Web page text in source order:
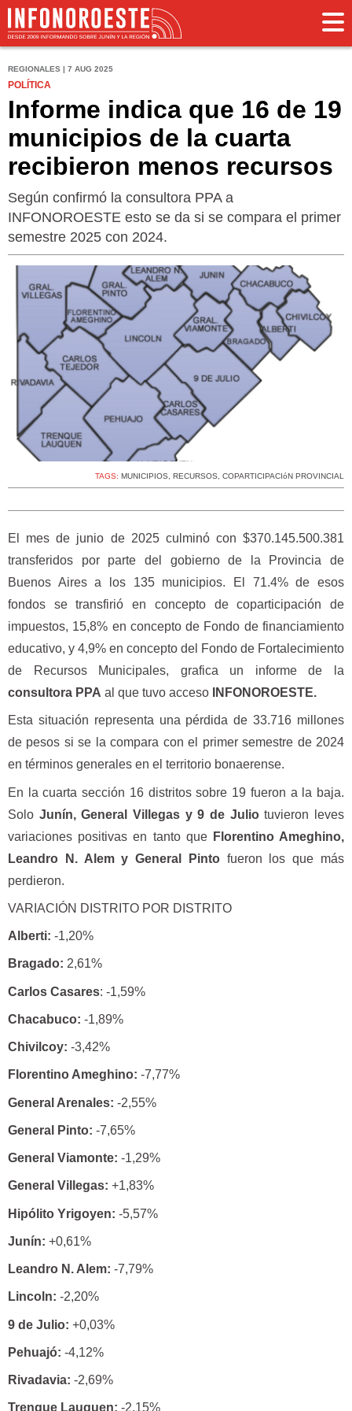
REGIONALES | 7 AUG 2025
POLÍTICA
Informe indica que 16 de 19
municipios de la cuarta
recibieron menos recursos
Según confirmó la consultora PPA a
INFONOROESTE esto se da si se compara el primer
semestre 2025 con 2024.
TAGS: MUNICIPIOS, RECURSOS, COPARTICIPACIóN PROVINCIAL
El mes de junio de 2025 culminó con $370.145.500.381
transferidos por parte del gobierno de la Provincia de
Buenos Aires a los 135 municipios. El 71.4% de esos
fondos se transfirió en concepto de coparticipación de
impuestos, 15,8% en concepto de Fondo de financiamiento
educativo, y 4,9% en concepto del Fondo de Fortalecimiento
de Recursos Municipales, grafica un informe de la
consultora PPA al que tuvo acceso INFONOROESTE.
Esta situación representa una pérdida de 33.716 millones
de pesos si se la compara con el primer semestre de 2024
en términos generales en el territorio bonaerense.
En la cuarta sección 16 distritos sobre 19 fueron a la baja.
Solo Junín, General Villegas y 9 de Juliotuvieron leves
variaciones positivas en tanto que Florentino Ameghino,
Leandro N. Alem y General Pintofueron los que más
perdieron.
VARIACIÓN DISTRITO POR DISTRITO
Alberti: -1,20%
Bragado: 2,61%
Carlos Casares: -1,59%
Chacabuco: -1,89%
Chivilcoy: -3,42%
Florentino Ameghino: -7,77%
General Arenales: -2,55%
General Pinto: -7,65%
General Viamonte: -1,29%
General Villegas: +1,83%
Hipólito Yrigoyen: -5,57%
Junín: +0,61%
Leandro N. Alem: -7,79%
Lincoln: -2,20%
9 de Julio: +0,03%
Pehuajó: -4,12%
Rivadavia: -2,69%
Trenque Lauquen: -2,15%